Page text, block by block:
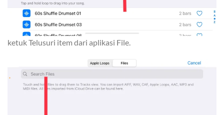
ketuk Telusuri item dari aplikasi File.